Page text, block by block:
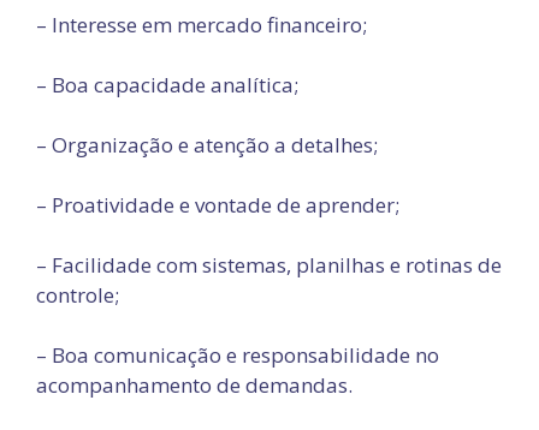
– Interesse em mercado financeiro;
– Boa capacidade analítica;
– Organização e atenção a detalhes;
– Proatividade e vontade de aprender;
– Facilidade com sistemas, planilhas e rotinas de
controle;
– Boa comunicação e responsabilidade no
acompanhamento de demandas.